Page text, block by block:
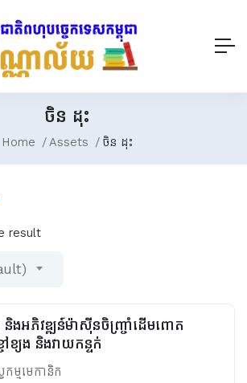
ចិន ដុះ
Home Assets ចិន ដុះ
result
និងអភិវឌ្ឍន៍ម៉ាស៊ីនចិញ្រ្ចាំដើមពោត
ៅខ្យង និងវាយកន្ទក់
កម្មមេកានិក